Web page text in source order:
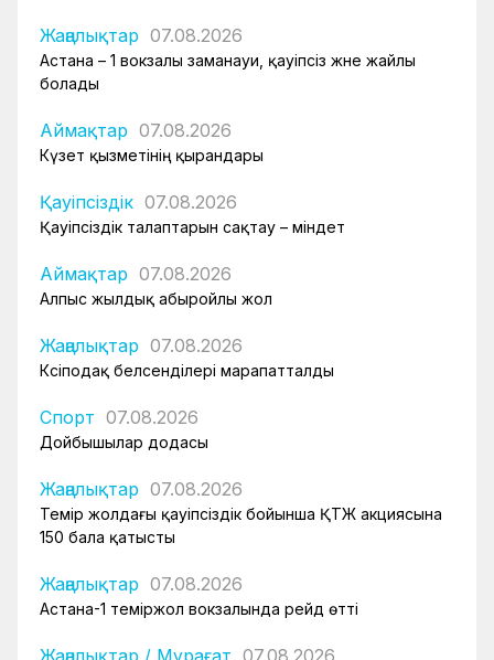
Жаңалықтар 07.08.2026
Астана – 1 вокзалы заманауи, қауіпсіз және жайлы
болады
Аймақтар 07.08.2026
Күзет қызметінің қырандары
Қауіпсіздік 07.08.2026
Қауіпсіздік талаптарын сақтау – міндет
Аймақтар 07.08.2026
Алпыс жылдық абыройлы жол
Жаңалықтар 07.08.2026
Кәсіподақ белсенділері марапатталды
Спорт 07.08.2026
Дойбышылар додасы
Жаңалықтар 07.08.2026
Темір жолдағы қауіпсіздік бойынша ҚТЖ акциясына
150 бала қатысты
Жаңалықтар 07.08.2026
Астана-1 теміржол вокзалында рейд өтті